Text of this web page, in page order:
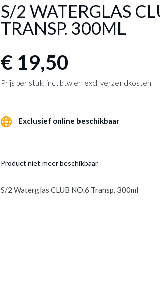
S/2 WATERGLAS
TRANSP. 300ML
€ 19,50
Prijs per stuk, incl. btw en excl. verzendkosten
Exclusief online beschikbaar
Product niet meer beschikbaar
S/2 Waterglas CLUB NO.6 Transp. 300ml